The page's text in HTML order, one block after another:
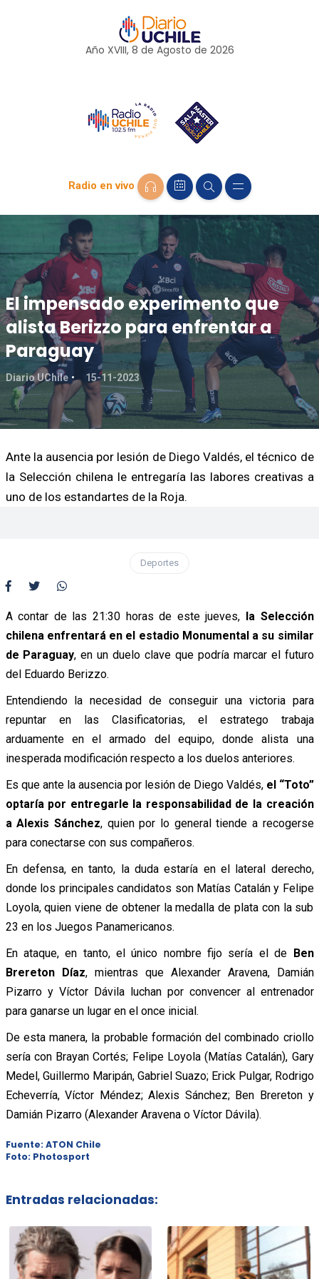
Año XVIII, 8 de Agosto de 2026
Radio en vivo
El impensado experimento que
alista Berizzo para enfrentar a
Paraguay
Diario UChile 15-11-2023
Ante la ausencia por lesión de Diego Valdés, el técnico de
la Selección chilena le entregaría las labores creativas a
uno de los estandartes de la Roja.
Deportes
A contar de las 21:30 horas de este jueves, la Selección
chilena enfrentará en el estadio Monumental a su similar
de Paraguay, en un duelo clave que podría marcar el futuro
del Eduardo Berizzo.
Entendiendo la necesidad de conseguir una victoria para
repuntar en las Clasificatorias, el estratego trabaja
arduamente en el armado del equipo, donde alista una
inesperada modificación respecto a los duelos anteriores.
Es que ante la ausencia por lesión de Diego Valdés,el “Toto”
optaría por entregarle la responsabilidad de la creación
a Alexis Sánchez, quien por lo general tiende a recogerse
para conectarse con sus compañeros.
En defensa, en tanto, la duda estaría en el lateral derecho,
donde los principales candidatos son Matías Catalán y Felipe
Loyola, quien viene de obtener la medalla de plata con la sub
23 en los Juegos Panamericanos.
En ataque, en tanto, el único nombre fijo sería el de Ben
Brereton Díaz, mientras que Alexander Aravena, Damián
Pizarro y Víctor Dávila luchan por convencer al entrenador
para ganarse un lugar en el once inicial.
De esta manera, la probable formación del combinado criollo
sería con Brayan Cortés; Felipe Loyola (Matías Catalán), Gary
Medel, Guillermo Maripán, Gabriel Suazo; Erick Pulgar, Rodrigo
Echeverría, Víctor Méndez; Alexis Sánchez; Ben Brereton y
Damián Pizarro (Alexander Aravena o Víctor Dávila).
Fuente: ATON Chile
Foto: Photosport
Entradas relacionadas: